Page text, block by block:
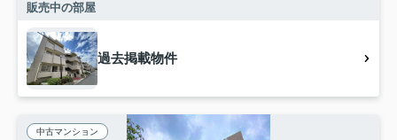
販売中の部屋
過去掲載物件
中古マンション